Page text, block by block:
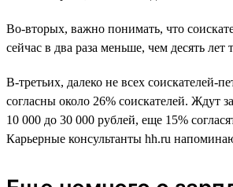
Во-вторых, важно понимать, что
сейчас в два раза меньше, чем десять
В-третьих, далеко не всех соискателей-
согласны около 26% соискателей. Ждут
10 000 до 30 000 рублей, еще 15%
Карьерные консультанты hh.ru